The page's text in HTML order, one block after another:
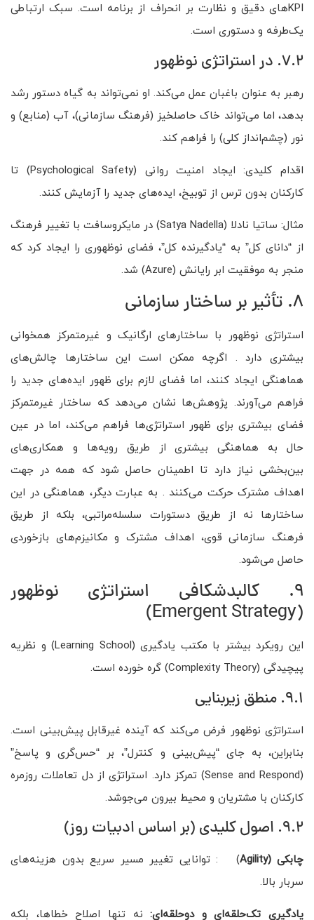
KPIهای دقیق و نظارت بر انحراف از برنامه است. سبک ارتباطی
یک‌طرفه و دستوری است.
7.2. در استراتژی نوظهور
رهبر به عنوان باغبان عمل می‌کند. او نمی‌تواند به گیاه دستور رشد
بدهد، اما می‌تواند خاک حاصلخیز (فرهنگ سازمانی)، آب (منابع) و
نور (چشم‌انداز کلی) را فراهم کند.
اقدام کلیدی: ایجاد امنیت روانی (Psychological Safety) تا
کارکنان بدون ترس از توبیخ، ایده‌های جدید را آزمایش کنند.
مثال: ساتیا نادلا (Satya Nadella) در مایکروسافت با تغییر فرهنگ
از “دانای کل” به “یادگیرنده کل”، فضای نوظهوری را ایجاد کرد که
منجر به موفقیت ابر رایانش (Azure) شد.
8. تأثیر بر ساختار سازمانی
استراتژی نوظهور با ساختارهای ارگانیک و غیرمتمرکز همخوانی
بیشتری دارد . اگرچه ممکن است این ساختارها چالش‌های
هماهنگی ایجاد کنند، اما فضای لازم برای ظهور ایده‌های جدید را
فراهم می‌آورند. پژوهش‌ها نشان می‌دهد که ساختار غیرمتمرکز
فضای بیشتری برای ظهور استراتژی‌ها فراهم می‌کند، اما در عین
حال به هماهنگی بیشتری از طریق رویه‌ها و همکاری‌های
بین‌بخشی نیاز دارد تا اطمینان حاصل شود که همه در جهت
اهداف مشترک حرکت می‌کنند . به عبارت دیگر، هماهنگی در این
ساختارها نه از طریق دستورات سلسله‌مراتبی، بلکه از طریق
فرهنگ سازمانی قوی، اهداف مشترک و مکانیزم‌های بازخوردی
حاصل می‌شود.
9. کالبدشکافی استراتژی نوظهور
(Emergent Strategy)
این رویکرد بیشتر با مکتب یادگیری (Learning School) و نظریه
پیچیدگی (Complexity Theory) گره خورده است.
9.1. منطق زیربنایی
استراتژی نوظهور فرض می‌کند که آینده غیرقابل پیش‌بینی است.
بنابراین، به جای “پیش‌بینی و کنترل”، بر “حس‌گری و پاسخ”
(Sense and Respond) تمرکز دارد. استراتژی از دل تعاملات روزمره
کارکنان با مشتریان و محیط بیرون می‌جوشد.
9.2. اصول کلیدی (بر اساس ادبیات روز)
چابکی (Agility
) : توانایی تغییر مسیر سریع بدون هزینه‌های
سربار بالا.
یادگیری تک‌حلقه‌ای و دو‌حلقه‌ای:نه تنها اصلاح خطاها، بلکه